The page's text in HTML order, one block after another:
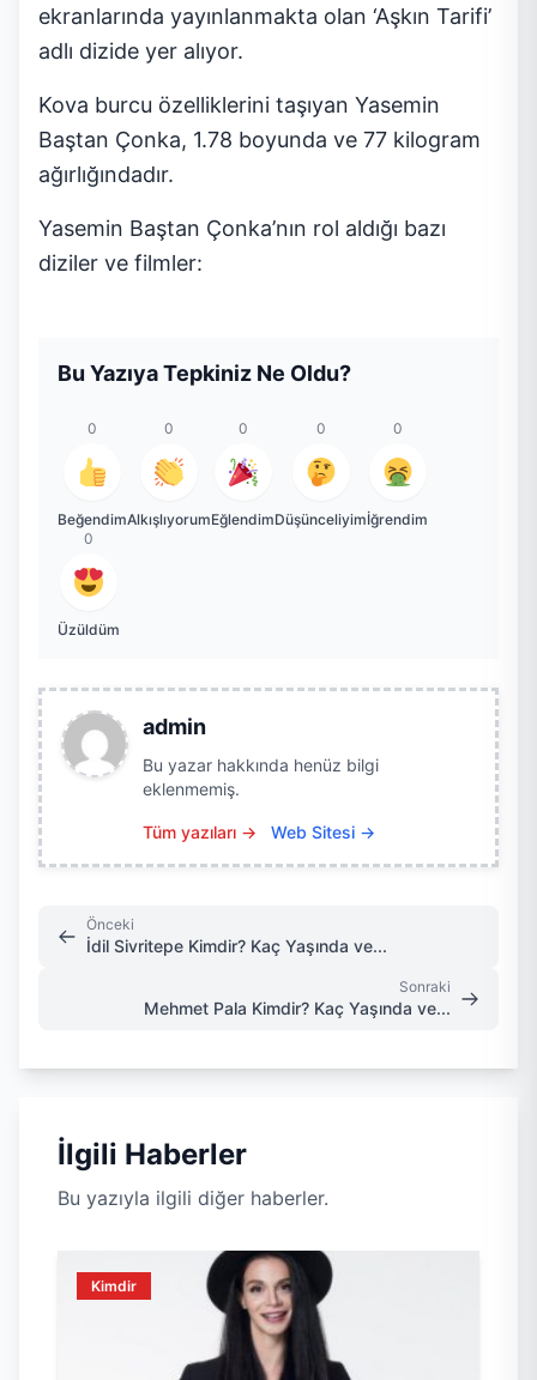
ekranlarında yayınlanmakta olan ‘Aşkın Tarifi’
adlı dizide yer alıyor.
Kova burcu özelliklerini taşıyan Yasemin
Baştan Çonka, 1.78 boyunda ve 77 kilogram
ağırlığındadır.
Yasemin Baştan Çonka’nın rol aldığı bazı
diziler ve filmler:
Bu Yazıya Tepkiniz Ne Oldu?
0
Beğendim
0
Alkışlıyorum
0
Eğlendim
0
Düşünceliyim
0
İğrendim
0
Üzüldüm
admin
Bu yazar hakkında henüz bilgi
eklenmemiş.
Tüm yazıları → Web Sitesi →
Önceki
İdil Sivritepe Kimdir? Kaç Yaşında ve...
Sonraki
Mehmet Pala Kimdir? Kaç Yaşında ve...
İlgili Haberler
Bu yazıyla ilgili diğer haberler.
Kimdir